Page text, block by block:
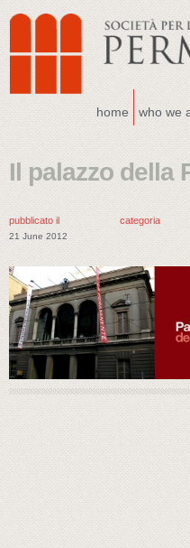
home who we
Il palazzo della
pubblicato il
21 June 2012
categoria